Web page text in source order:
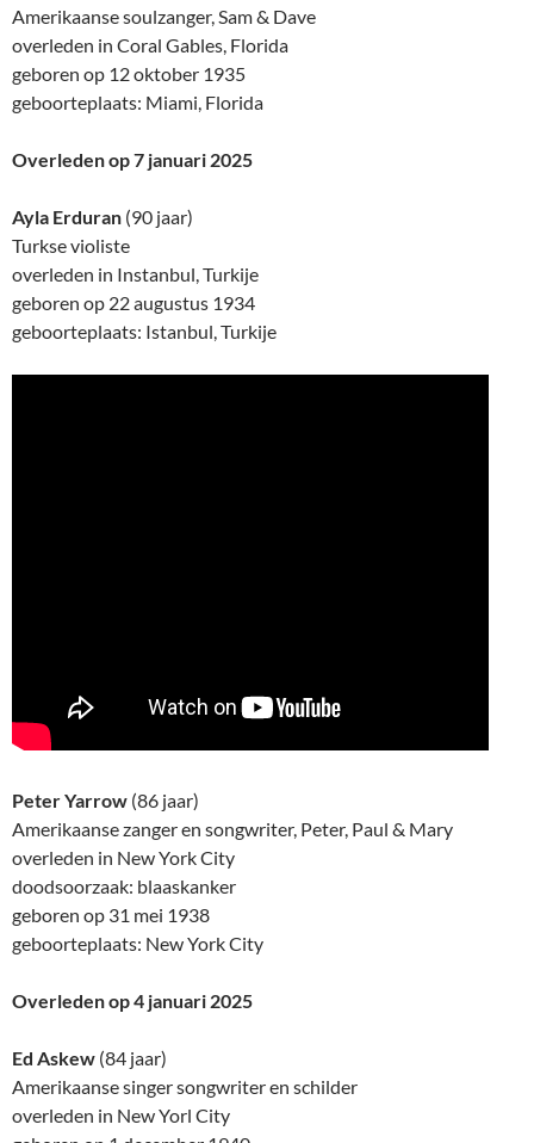
Amerikaanse soulzanger, Sam & Dave
overleden in Coral Gables, Florida
geboren op 12 oktober 1935
geboorteplaats: Miami, Florida
Overleden op 7 januari 2025
Ayla Erduran (90 jaar)
Turkse violiste
overleden in Instanbul, Turkije
geboren op 22 augustus 1934
geboorteplaats: Istanbul, Turkije
Peter Yarrow (86 jaar)
Amerikaanse zanger en songwriter, Peter, Paul & Mary
overleden in New York City
doodsoorzaak: blaaskanker
geboren op 31 mei 1938
geboorteplaats: New York City
Overleden op 4 januari 2025
Ed Askew (84 jaar)
Amerikaanse singer songwriter en schilder
overleden in New Yorl City